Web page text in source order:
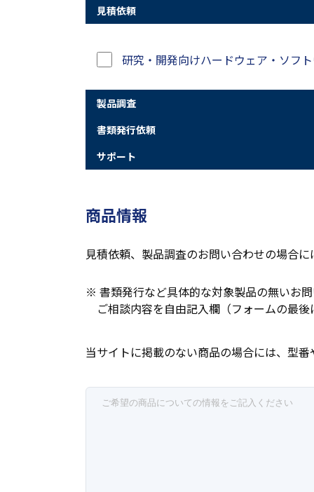
見積依頼
研究・開発向けハードウェア・ソフ
製品調査
書類発行依頼
サポート
商品情報
見積依頼、製品調査のお問い合わせの場合
※ 書類発行など具体的な対象製品の無いお
ご相談内容を自由記入欄（フォームの最後
当サイトに掲載のない商品の場合には、型